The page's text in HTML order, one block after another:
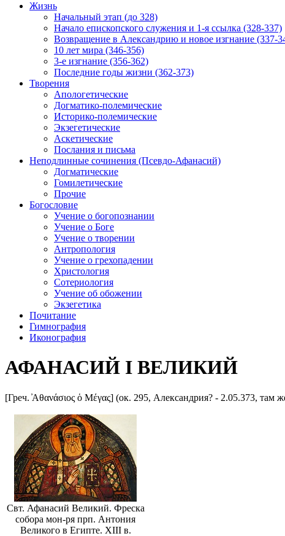
Жизнь
Начальный этап (до 328)
Начало епископского служения и 1-я ссылка (328-337)
Возвращение в Александрию и новое изгнание (337-
10 лет мира (346-356)
3-е изгнание (356-362)
Последние годы жизни (362-373)
Творения
Апологетические
Догматико-полемические
Историко-полемические
Экзегетические
Аскетические
Послания и письма
Неподлинные сочинения (Псевдо-Афанасий)
Догматические
Гомилетические
Прочие
Богословие
Учение о богопознании
Учение о Боге
Учение о творении
Антропология
Учение о грехопадении
Христология
Сотериология
Учение об обожении
Экзегетика
Почитание
Гимнография
Иконография
АФАНАСИЙ I ВЕЛИКИЙ
[Греч. ̓Αθανάσιος ὁ Μέγας] (ок. 295, Александрия? - 2.05.373,
Свт. Афанасий Великий. Фреска
собора мон-ря прп. Антония
Великого в Египте. XIII в.